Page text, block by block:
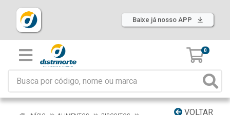
Baixe já nosso APP
0
VOLTAR